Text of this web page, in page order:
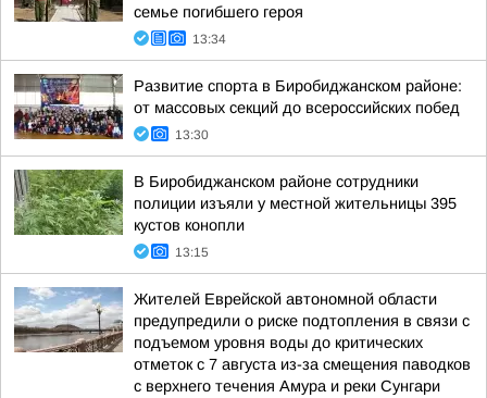
семье погибшего героя
13:34
Развитие спорта в Биробиджанском районе:
от массовых секций до всероссийских побед
13:30
В Биробиджанском районе сотрудники
полиции изъяли у местной жительницы 395
кустов конопли
13:15
Жителей Еврейской автономной области
предупредили о риске подтопления в связи с
подъемом уровня воды до критических
отметок с 7 августа из-за смещения паводков
с верхнего течения Амура и реки Сунгари